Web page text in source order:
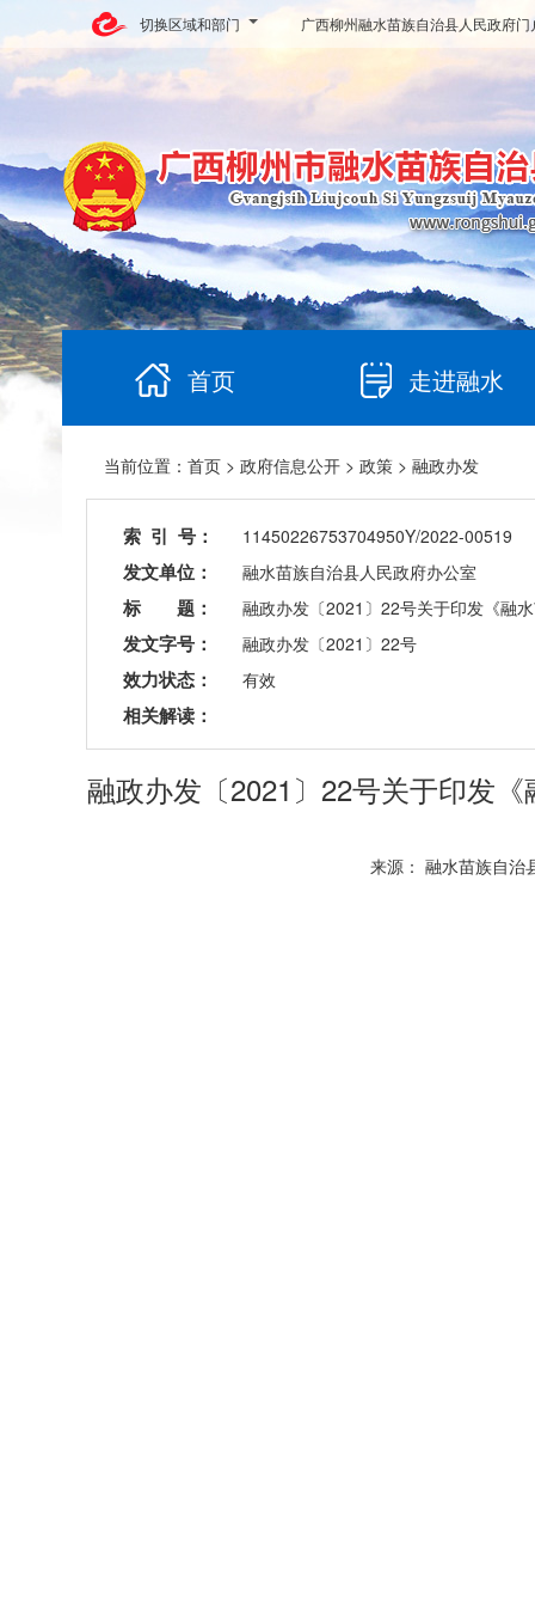
切换区域和部门 广西柳州融水苗族自治县人民政府
首页 走进融水
当前位置： 首页 > 政府信息公开 > 政策 > 融政办发
索 引 号： 11450226753704950Y/2022-00519
发文单位： 融水苗族自治县人民政府办公室
标 题： 融政办发〔2021〕22号关于印发《融
发文字号： 融政办发〔2021〕22号
效力状态： 有效
相关解读：
融政办发〔2021〕22号关于印发
来源： 融水苗族自